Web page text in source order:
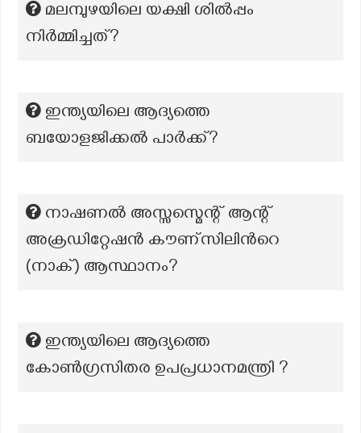
മലമ്പുഴയിലെ യക്ഷി ശില്‍പ്പം
നിര്‍മ്മിച്ചത്?
ഇന്ത്യയിലെ ആദ്യത്തെ
ബയോളജിക്കല്‍ പാര്‍ക്ക്?
നാഷണൽ അസ്സസ്മെന്റ് ആന്റ്
അക്രഡിറ്റേഷൻ കൗണ്സിലിന്‍റെ
(നാക്) ആസ്ഥാനം?
ഇന്ത്യയിലെ ആദ്യത്തെ
കോൺഗ്രസിതര ഉപപ്രധാനമന്ത്രി ?